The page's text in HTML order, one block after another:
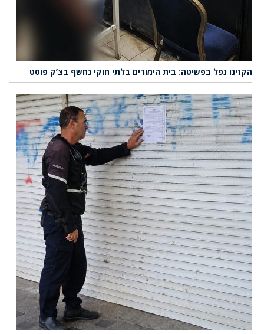
הקזינו נפל בפשיטה: בית הימורים בלתי חוקי נחשף בצ’ק פוסט